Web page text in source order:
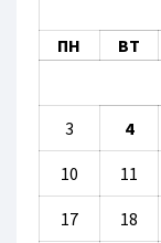
ПН
ВТ
3 4
10 11
17 18